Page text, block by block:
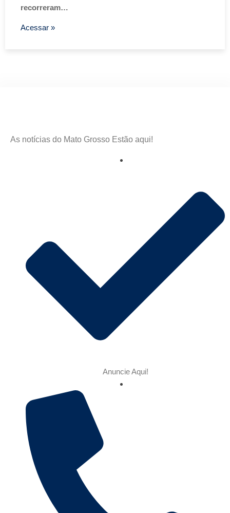
recorreram…
Acessar »
As notícias do Mato Grosso Estão aqui!
Anuncie Aqui!